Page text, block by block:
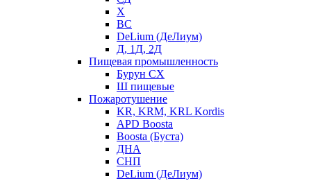
Х
ВС
DeLium (ДеЛиум)
Д, 1Д, 2Д
Пищевая промышленность
Бурун СХ
Ш пищевые
Пожаротушение
KR, KRM, KRL Kordis
APD Boosta
Boosta (Буста)
ДНА
СНП
DeLium (ДеЛиум)